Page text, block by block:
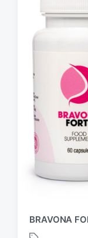
BRAVONA